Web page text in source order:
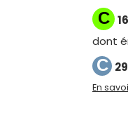
C
dont
C 29
En